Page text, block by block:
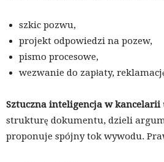
szkic pozwu,
projekt odpowiedzi na pozew,
pismo procesowe,
wezwanie do zapłaty,
Sztuczna inteligencja w kancelarii
strukturę dokumentu, dzieli
proponuje spójny tok wywodu.